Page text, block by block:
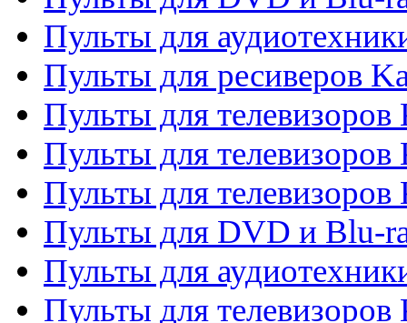
Пульты для
Пульты для ресиверов
Пульты для телевизоров
Пульты для телевизоров
Пульты для телевизоров
Пульты для DVD и Blu-
Пульты для
Пульты для